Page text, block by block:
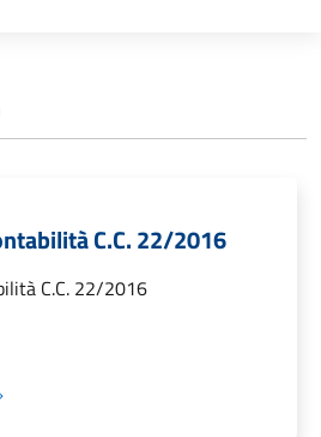
C.C. 22/2016
C.C. 22/2016